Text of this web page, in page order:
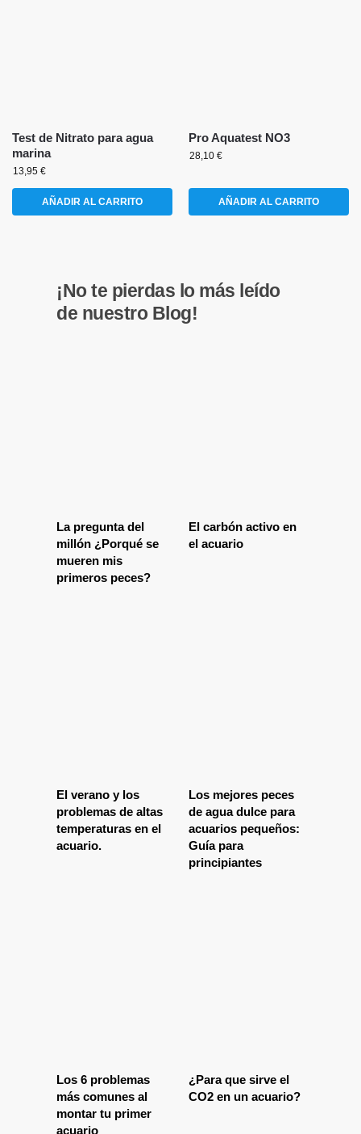
Test de Nitrato para agua
marina
13,95 €
AÑADIR AL CARRITO
Pro Aquatest NO3
28,10 €
AÑADIR AL CARRITO
¡No te pierdas lo más leído
de nuestro Blog!
La pregunta del
millón ¿Porqué se
mueren mis
primeros peces?
El carbón activo en
el acuario
El verano y los
problemas de altas
temperaturas en el
acuario.
Los mejores peces
de agua dulce para
acuarios pequeños:
Guía para
principiantes
Los 6 problemas
más comunes al
montar tu primer
acuario
¿Para que sirve el
CO2 en un acuario?